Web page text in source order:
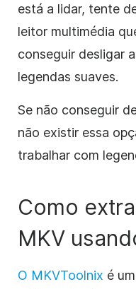
está a lidar, tente
leitor multimédia
conseguir desligar
legendas suaves.
Se não conseguir
não existir essa
trabalhar com
Como
MKV
O MKVToolnix é